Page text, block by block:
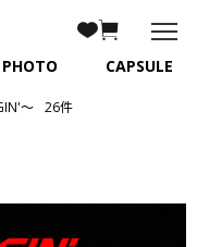
CAPSULE
〜 26件